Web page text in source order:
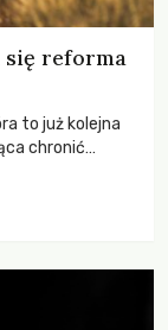
się reforma
to już kolejna
chronić